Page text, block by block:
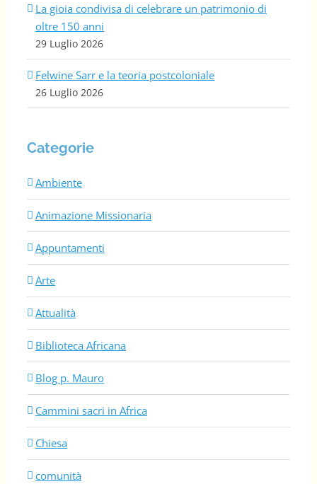
La gioia condivisa di celebrare un patrimonio di
oltre 150 anni
29 Luglio 2026
Felwine Sarr e la teoria postcoloniale
26 Luglio 2026
Categorie
Ambiente
Animazione Missionaria
Appuntamenti
Arte
Attualità
Biblioteca Africana
Blog p. Mauro
Cammini sacri in Africa
Chiesa
comunità